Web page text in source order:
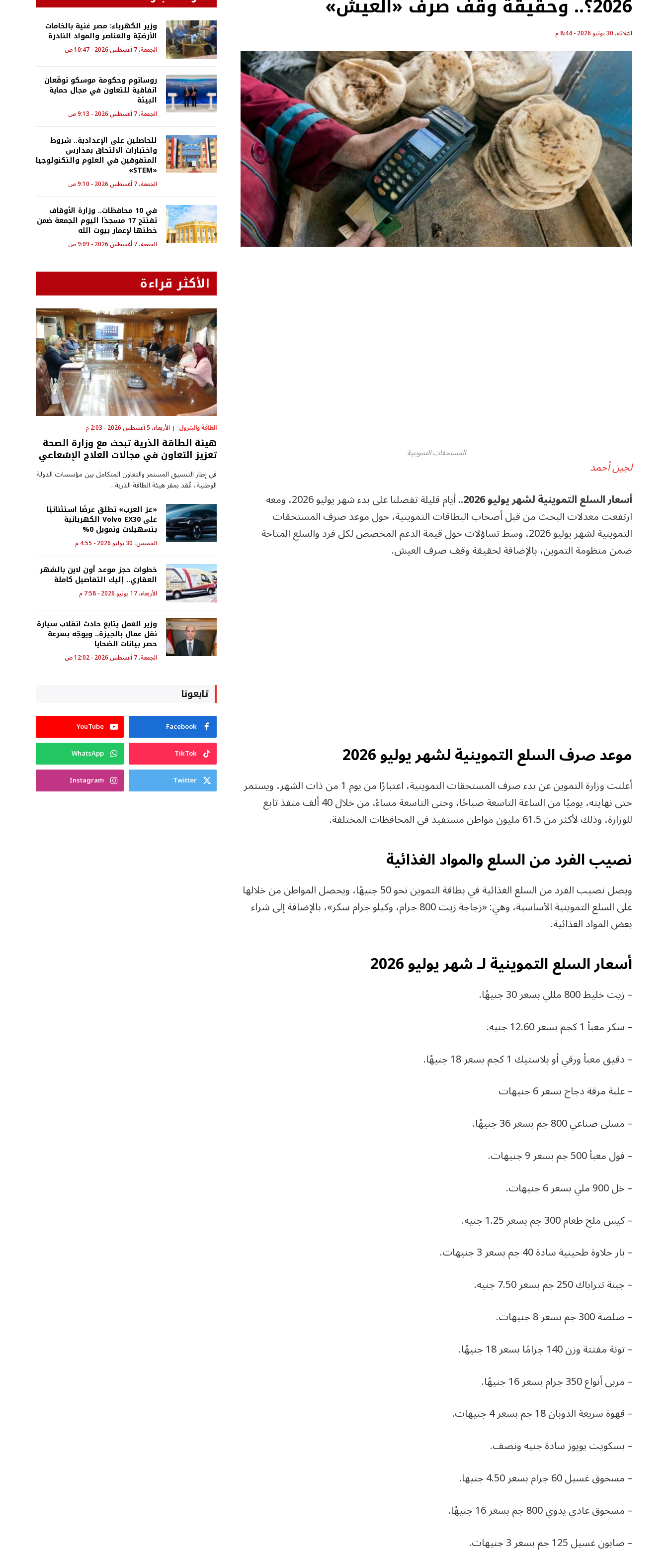
2026؟.. وحقيقة وقف صرف «العيش»
الثلاثاء، 30 يونيو 2026 - 8:44 م
المستحقات التموينية
لجين أحمد
أسعار السلع التموينية لشهر يوليو 2026..
أيام قليلة تفصلنا على بدء شهر يوليو 2026، ومعه
ارتفعت معدلات البحث من قبل أصحاب البطاقات التموينية، حول موعد صرف المستحقات
التموينية لشهر يوليو 2026، وسط تساؤلات حول قيمة الدعم المخصص لكل فرد والسلع المتاحة
ضمن منظومة التموين، بالإضافة لحقيقة وقف صرف العيش.
موعد صرف السلع التموينية لشهر يوليو 2026
أعلنت وزارة التموين عن بدء صرف المستحقات التموينية، اعتبارًا من يوم 1 من ذات الشهر، ويستمر
حتى نهايته، يوميًا من الساعة التاسعة صباحًا، وحتى التاسعة مساءً، من خلال 40 ألف منفذ تابع
للوزارة، وذلك لأكثر من 61.5 مليون مواطن مستفيد في المحافظات المختلفة.
نصيب الفرد من السلع والمواد الغذائية
ويصل نصيب الفرد من السلع الغذائية في بطاقة التموين نحو 50 جنيهًا، ويحصل المواطن من خلالها
على السلع التموينية الأساسية، وهي: «زجاجة زيت 800 جرام، وكيلو جرام سكر»، بالإضافة إلى شراء
بعض المواد الغذائية.
أسعار السلع التموينية لـ شهر يوليو 2026
– زيت خليط 800 مللي بسعر 30 جنيهًا.
– سكر معبأ 1 كجم بسعر 12.60 جنيه.
– دقيق معبأ ورقي أو بلاستيك 1 كجم بسعر 18 جنيهًا.
– علبة مرقة دجاج بسعر 6 جنيهات
– مسلى صناعي 800 جم بسعر 36 جنيهًا.
– فول معبأ 500 جم بسعر 9 جنيهات.
– خل 900 ملي بسعر 6 جنيهات.
– کیس ملح طعام 300 جم بسعر 1.25 جنيه.
– بار حلاوة طحينية سادة 40 جم بسعر 3 جنيهات.
– جبنة تتراباك 250 جم بسعر 7.50 جنيه.
– صلصة 300 جم بسعر 8 جنيهات.
– تونة مفتتة وزن 140 جرامًا بسعر 18 جنيهًا.
– مربى أنواع 350 جرام بسعر 16 جنيهًا.
– قهوة سريعة الذوبان 18 جم بسعر 4 جنيهات.
– بسكويت يويوز سادة جنيه ونصف.
– مسحوق غسيل 60 جرام بسعر 4.50 جنيها.
– مسحوق عادي يدوي 800 جم بسعر 16 جنيهًا.
– صابون غسيل 125 جم بسعر 3 جنيهات.
وزير الكهرباء: مصر غنية بالخامات
الأرضيّة والعناصر والمواد النادرة
الجمعة، 7 أغسطس 2026 - 10:47 ص
روساتوم وحكومة موسكو توقّعان
اتفاقية للتعاون في مجال حماية
البيئة
الجمعة، 7 أغسطس 2026 - 9:13 ص
للحاصلين على الإعدادية.. شروط
واختبارات الالتحاق بمدارس
المتفوقين في العلوم والتكنولوجيا
«STEM»
الجمعة، 7 أغسطس 2026 - 9:10 ص
في 10 محافظات.. وزارة الأوقاف
تفتتح 17 مسجدًا اليوم الجمعة ضمن
خطتها لإعمار بيوت الله
الجمعة، 7 أغسطس 2026 - 9:09 ص
الأكثر قراءة
الطاقة والبترول الأربعاء، 5 أغسطس 2026 - 2:03 م
هيئة الطاقة الذرية تبحث مع وزارة الصحة
تعزيز التعاون في مجالات العلاج الإشعاعي
في إطار التنسيق المستمر والتعاون المتكامل بين مؤسسات الدولة
الوطنية، عُقد بمقر هيئة الطاقة الذرية…
«عز العرب» تطلق عرضًا استثنائيًا
على Volvo EX30 الكهربائية
بتسهيلات وتمويل 0%
الخميس، 30 يوليو 2026 - 4:55 م
خطوات حجز موعد أون لاين بالشهر
العقاري.. إليك التفاصيل كاملة
الأربعاء، 17 يونيو 2026 - 7:58 م
وزير العمل يتابع حادث انقلاب سيارة
نقل عمال بالجيزة.. ويوجّه بسرعة
حصر بيانات الضحايا
الجمعة، 7 أغسطس 2026 - 12:02 ص
تابعونا
Facebook
YouTube
TikTok
WhatsApp
Twitter
Instagram